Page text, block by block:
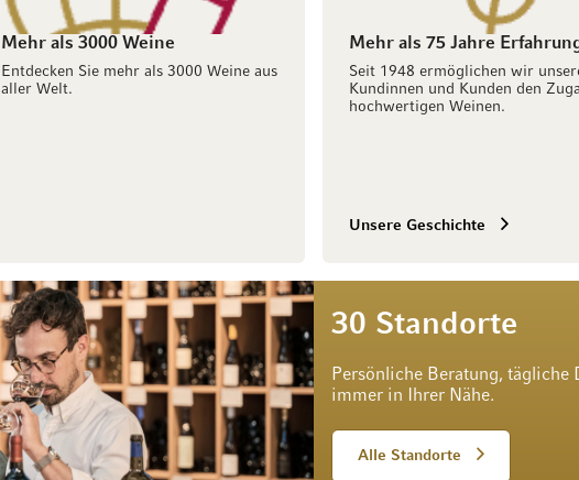
Mehr als 3000 Weine
Entdecken Sie mehr als 3000 Weine aus
aller Welt.
Mehr als 75 Jahre
Seit 1948 ermöglichen wir
Kundinnen und Kunden den
hochwertigen Weinen.
Unsere Geschichte
30 Standorte
Persönliche Beratung, tägliche
immer in Ihrer Nähe.
Alle Standorte